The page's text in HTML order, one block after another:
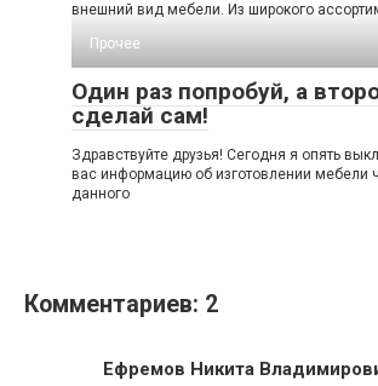
внешний вид мебели. Из широкого
Прочее
Один раз попробуй, а
сделай сам!
Здравствуйте друзья! Сегодня я опять
вас информацию об изготовлении мебели
данного
Комментариев: 2
Ефремов Никита